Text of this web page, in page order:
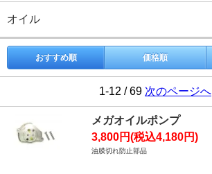
オイル
おすすめ順 価格順
1-12 / 69 次のページへ
メガオイルポンプ
3,800円(税込4,180円)
油膜切れ防止部品